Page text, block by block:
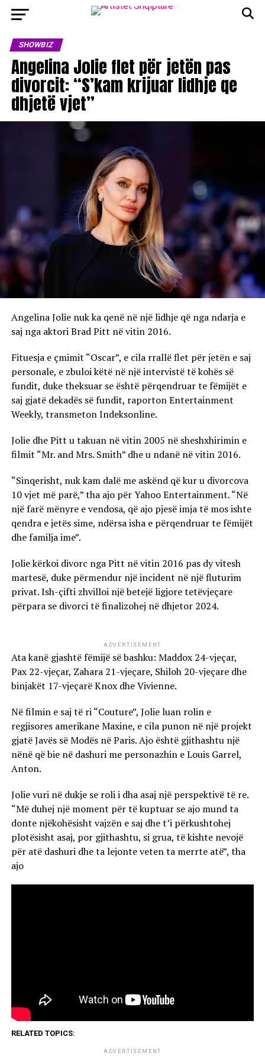
SHOWBIZ
Angelina Jolie flet për jetën pas
divorcit: “S’kam krijuar lidhje qe
dhjetë vjet”
Angelina Jolie nuk ka qenë në një lidhje që nga ndarja e
saj nga aktori Brad Pitt në vitin 2016.
Fituesja e çmimit “Oscar”, e cila rrallë flet për jetën e saj
personale, e zbuloi këtë në një intervistë të kohës së
fundit, duke theksuar se është përqendruar te fëmijët e
saj gjatë dekadës së fundit, raporton Entertainment
Weekly, transmeton Indeksonline.
Jolie dhe Pitt u takuan në vitin 2005 në sheshxhirimin e
filmit “Mr. and Mrs. Smith” dhe u ndanë në vitin 2016.
“Sinqerisht, nuk kam dalë me askënd që kur u divorcova
10 vjet më parë,” tha ajo për Yahoo Entertainment. “Në
një farë mënyre e vendosa, që ajo pjesë imja të mos ishte
qendra e jetës sime, ndërsa isha e përqendruar te fëmijët
dhe familja ime”.
Jolie kërkoi divorc nga Pitt në vitin 2016 pas dy vitesh
martesë, duke përmendur një incident në një fluturim
privat. Ish-çifti zhvilloi një betejë ligjore tetëvjeçare
përpara se divorci të finalizohej në dhjetor 2024.
ADVERTISEMENT
Ata kanë gjashtë fëmijë së bashku: Maddox 24-vjeçar,
Pax 22-vjeçar, Zahara 21-vjeçare, Shiloh 20-vjeçare dhe
binjakët 17-vjeçarë Knox dhe Vivienne.
Në filmin e saj të ri “Couture”, Jolie luan rolin e
regjisores amerikane Maxine, e cila punon në një projekt
gjatë Javës së Modës në Paris. Ajo është gjithashtu një
nënë që bie në dashuri me personazhin e Louis Garrel,
Anton.
Jolie vuri në dukje se roli i dha asaj një perspektivë të re.
“Më duhej një moment për të kuptuar se ajo mund ta
donte njëkohësisht vajzën e saj dhe t’i përkushtohej
plotësisht asaj, por gjithashtu, si grua, të kishte nevojë
për atë dashuri dhe ta lejonte veten ta merrte atë”, tha
ajo
RELATED TOPICS:
ADVERTISEMENT